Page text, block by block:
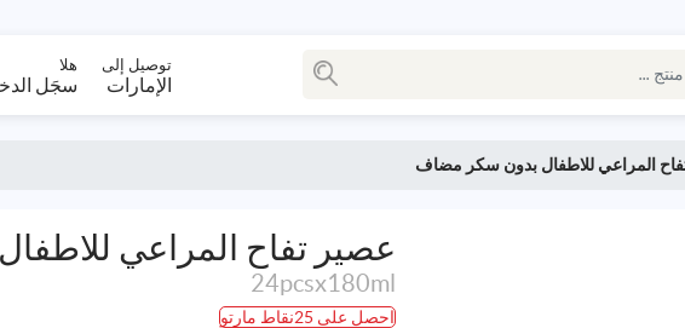
توصيل إلى
الإمارات
هلا
سجَل
المراعي للاطفال بدون سكر مضاف
عصير تفاح المراعي
24pcsx180ml
احصل على 25نقاط مارتو